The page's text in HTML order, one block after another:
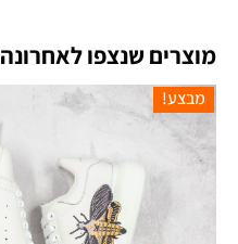
מוצרים שנצפו לאחרונה
מבצע!